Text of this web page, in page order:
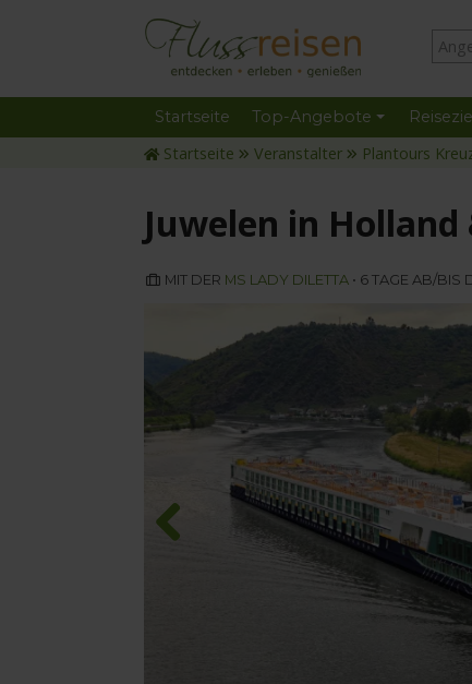
Startseite Top-Angebote
Startseite Veranstalter Plantours
Juwelen in Holland
MIT DER MS LADY DILETTA • 6 TAGE AB/BIS